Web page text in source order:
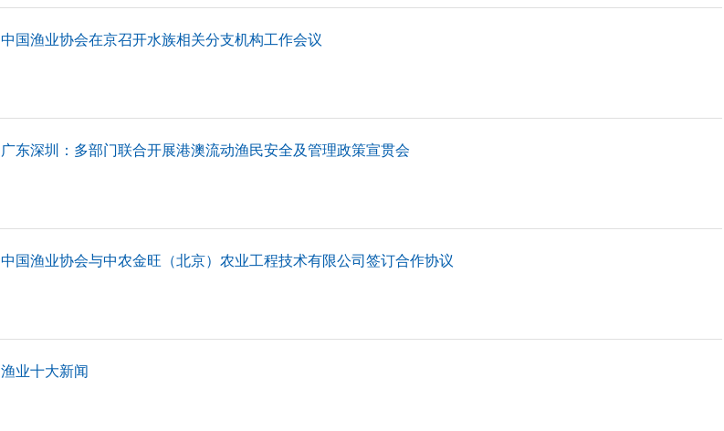
中国渔业协会在京召开水族相关分支机构工作会议
广东深圳：多部门联合开展港澳流动渔民安全及管理政策宣贯会
中国渔业协会与中农金旺（北京）农业工程技术有限公司签订合作协议
渔业十大新闻